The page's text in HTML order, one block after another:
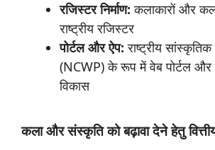
रजिस्टर निर्माण: कलाकारों और
राष्ट्रीय रजिस्टर
पोर्टल और ऐप: राष्ट्रीय
(NCWP) के रूप में वेब पोर्टल और
विकास
कला और संस्कृति को बढ़ावा देने हेतु